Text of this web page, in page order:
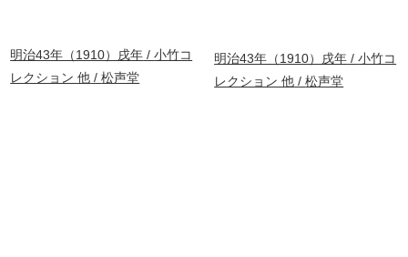
明治43年（1910）戌年
小竹コ
レクション 他
松声堂
明治43年（1910）戌年
小竹コ
レクション 他
松声堂